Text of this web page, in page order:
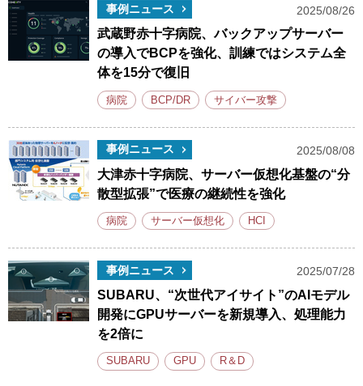
事例ニュース 2025/08/26
武蔵野赤十字病院、バックアップサーバー
の導入でBCPを強化、訓練ではシステム全
体を15分で復旧
病院 BCP/DR サイバー攻撃
事例ニュース 2025/08/08
大津赤十字病院、サーバー仮想化基盤の“分
散型拡張”で医療の継続性を強化
病院 サーバー仮想化 HCI
事例ニュース 2025/07/28
SUBARU、“次世代アイサイト”のAIモデル
開発にGPUサーバーを新規導入、処理能力
を2倍に
SUBARU GPU R＆D